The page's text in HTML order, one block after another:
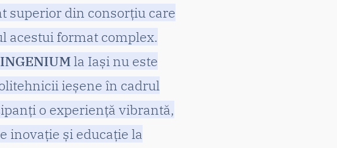
superior din consorțiu care
acestui format complex.
la Iași nu este
ieșene în cadrul
o experiență vibrantă,
inovație și educație la